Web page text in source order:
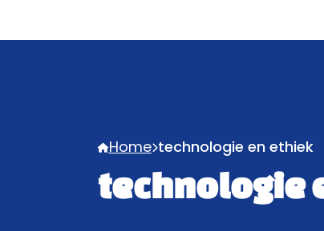
Home technologie en ethiek
technologie